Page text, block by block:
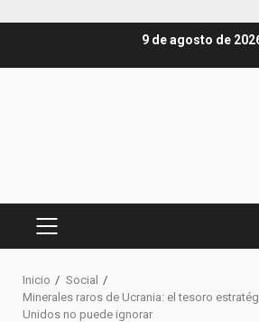
9 de agosto de
MENÚ
Inicio
Social
Minerales raros de Ucrania: el tesoro
Unidos no puede ignorar